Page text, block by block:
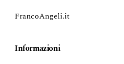
FrancoAngeli.it
Informazioni